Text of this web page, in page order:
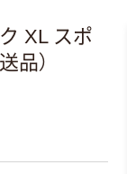
XL スポ
品）